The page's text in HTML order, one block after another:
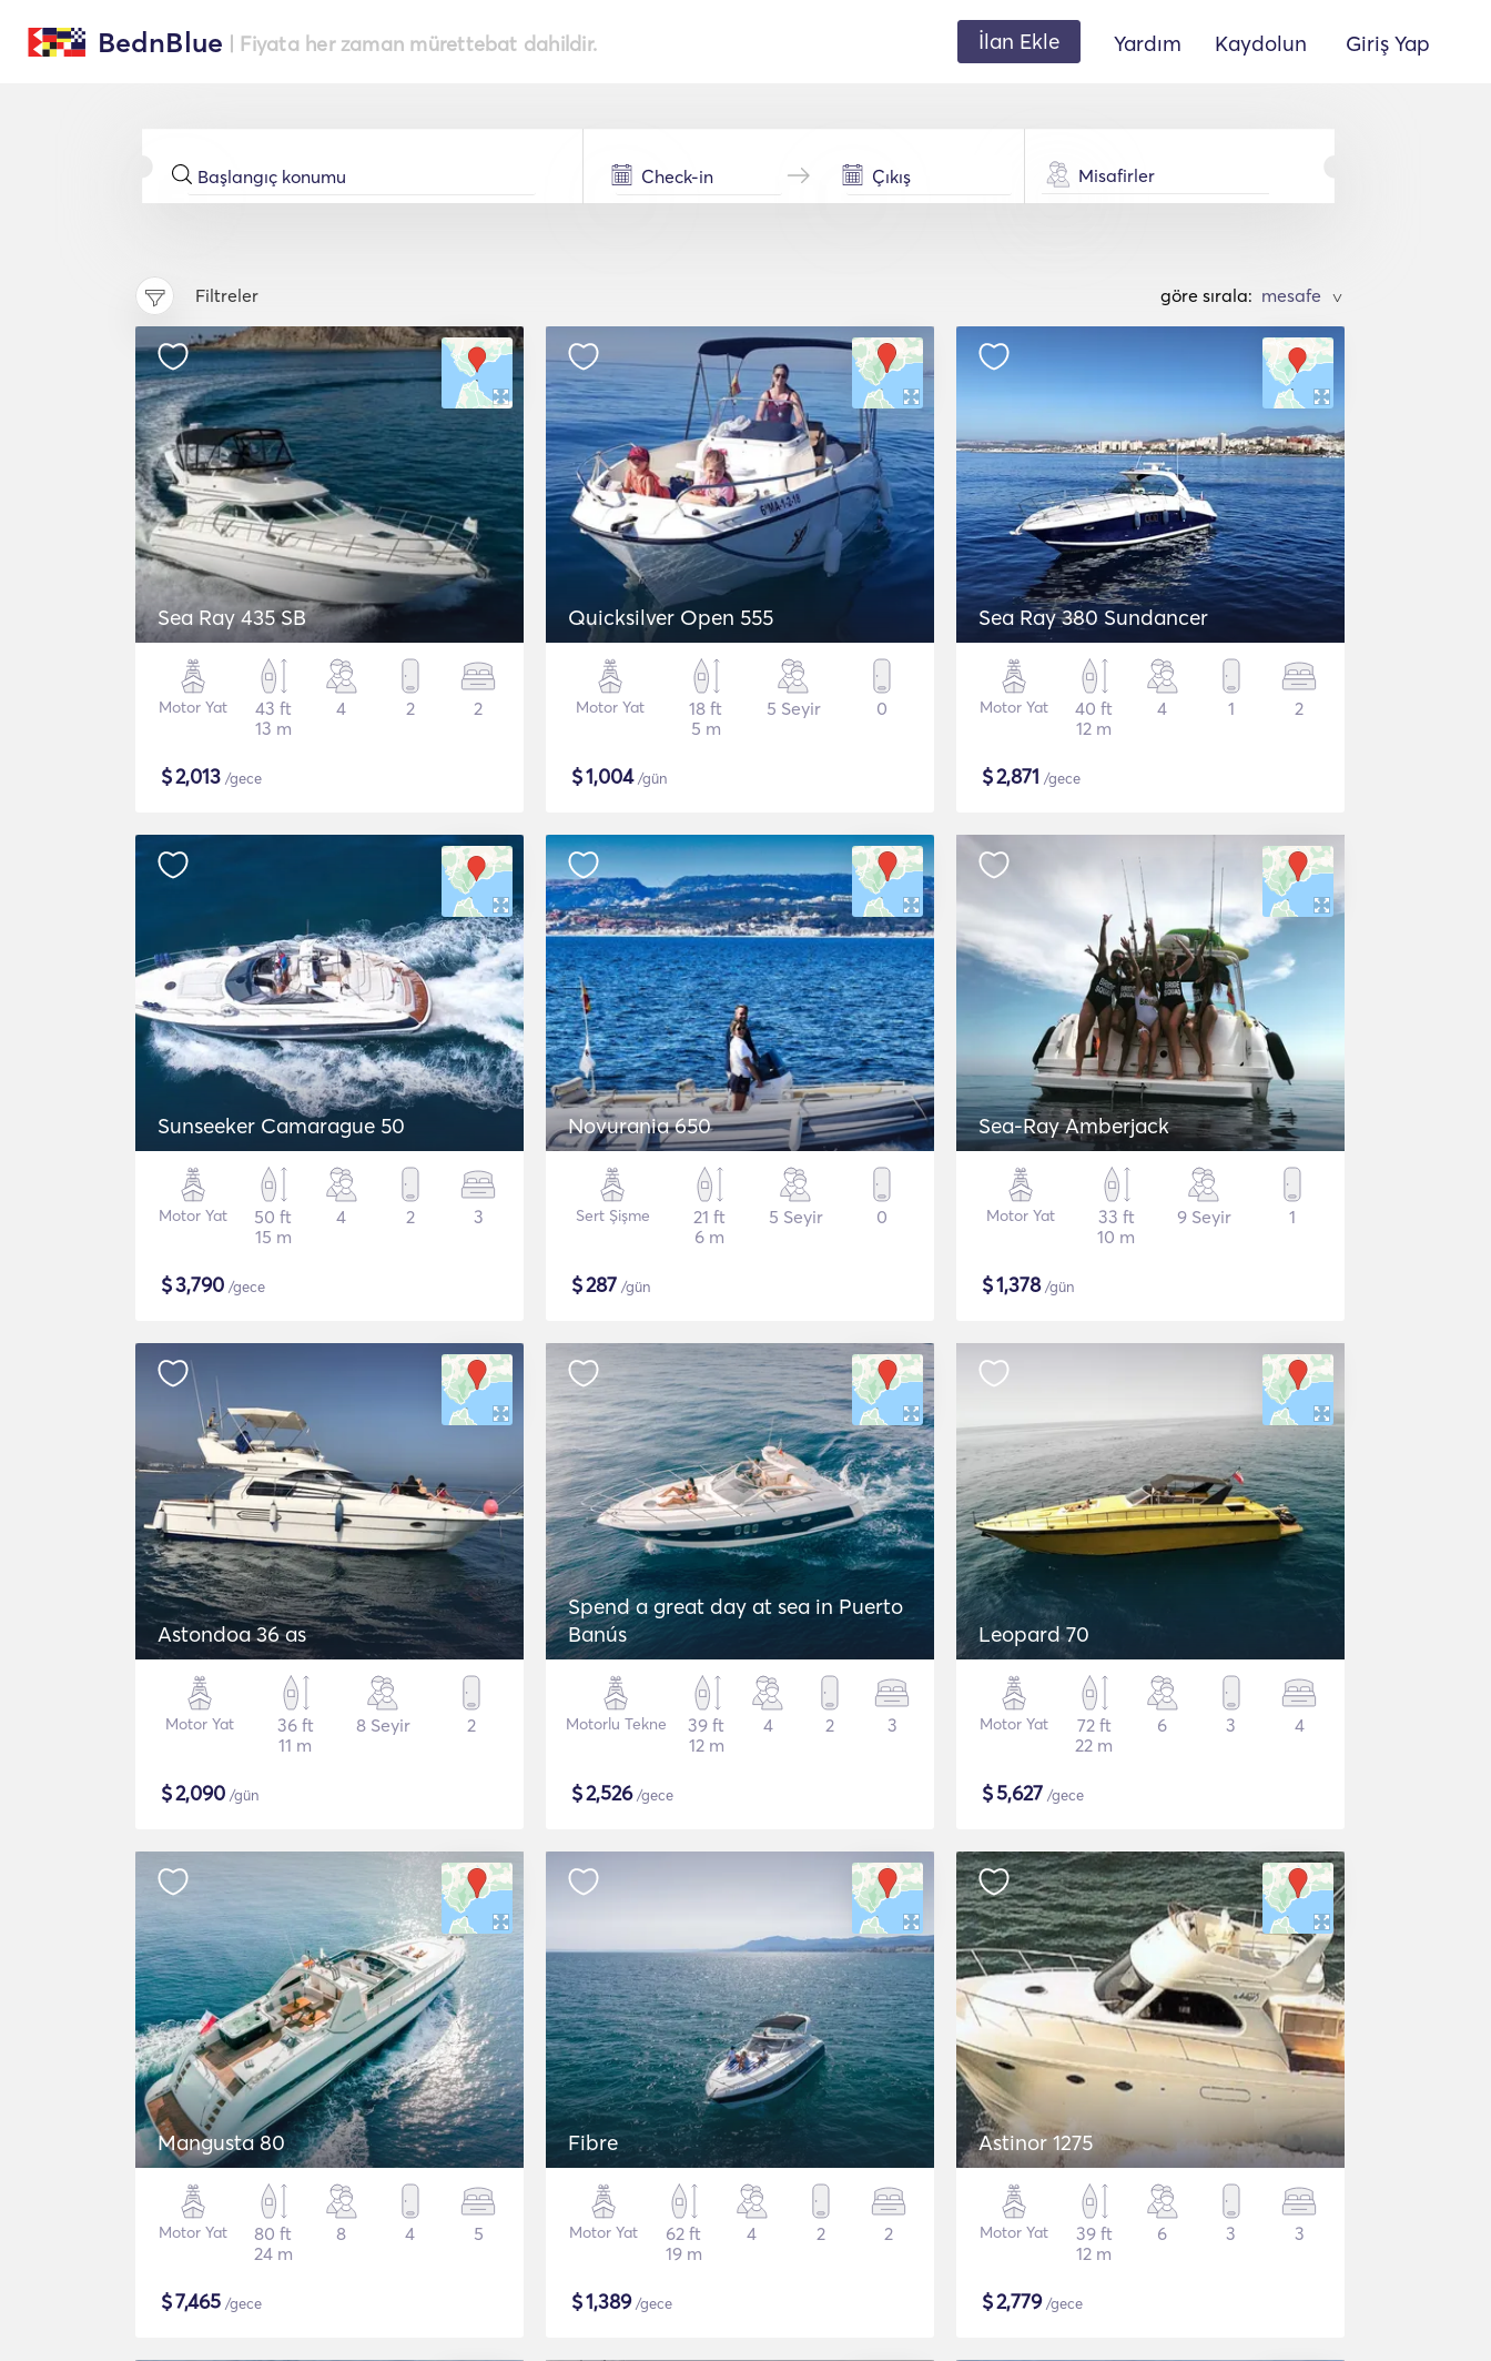
BednBlue | Fiyata her zaman mürettebat dahildir. İlan Ekle Yardım Kaydolun Giriş Yap
Misafirler
Filtreler göre sırala: >
Sea Ray 435 SB
Motor Yat
43 ft
13 m
4 2 2
$2,013 /gece
Quicksilver Open 555
Motor Yat
18 ft
5 m
5 Seyir 0
$1,004/gün
Sea Ray 380 Sundancer
Motor Yat
40 ft
12 m
4 1 2
$2,871 /gece
Sunseeker Camarague 50
Motor Yat
50 ft
15 m
4 2 3
$3,790 /gece
Novurania 650
Sert Şişme
21 ft
6 m
5 Seyir 0
$287 /gün
Sea-Ray Amberjack
Motor Yat
33 ft
10 m
9 Seyir 1
$1,378/gün
Astondoa 36 as
Motor Yat
36 ft
11 m
8 Seyir 2
$2,090 /gün
Spend a great day at sea in Puerto
Banús
Motorlu Tekne
39 ft
12 m
4 2 3
$2,526/gece
Leopard 70
Motor Yat
72 ft
22 m
6 3 4
$5,627 /gece
Mangusta 80
Motor Yat
80 ft
24 m
8 4 5
$7,465 /gece
Fibre
Motor Yat
62 ft
19 m
4 2 2
$1,389/gece
Astinor 1275
Motor Yat
39 ft
12 m
6 3 3
$2,779/gece